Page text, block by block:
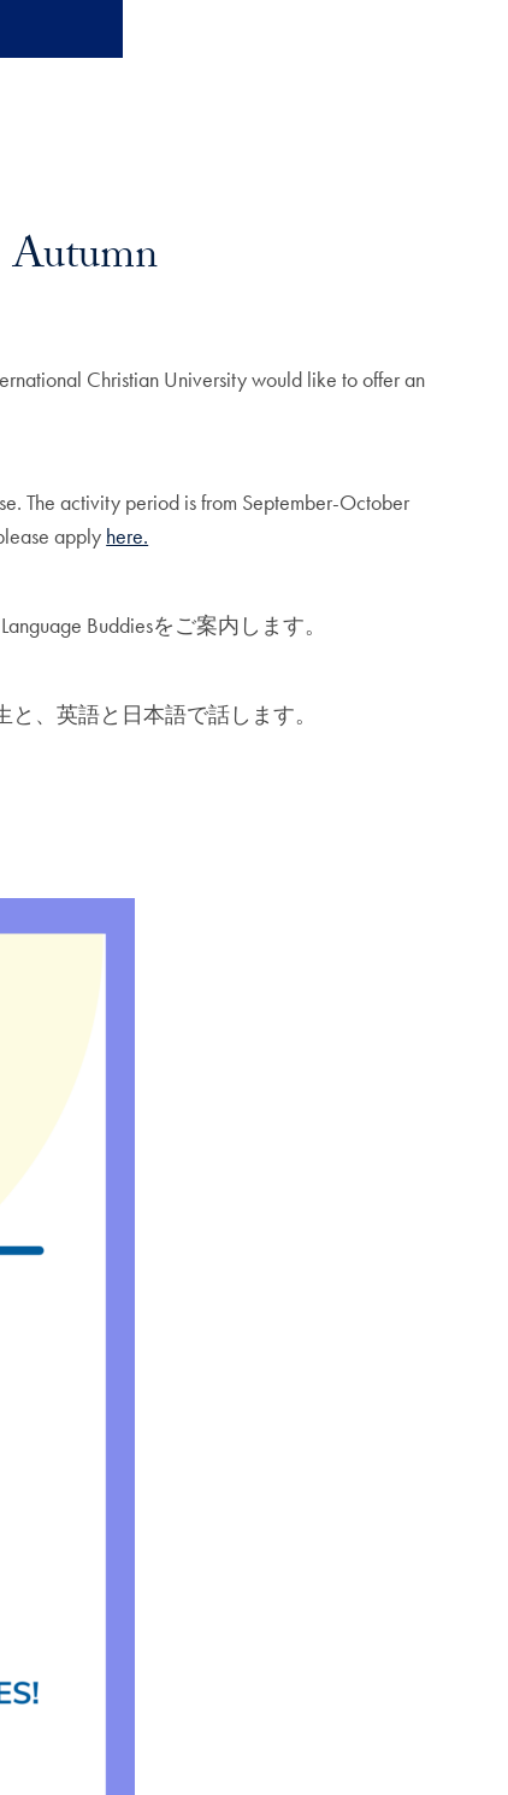
Autumn
Christian University would like to offer an
The activity period is from September-October
apply here.
Buddiesをご案内します。
、英語と日本語で話します。